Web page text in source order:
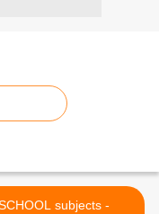
subjects -